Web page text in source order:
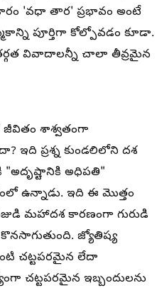
'వధా తార' ప్రభావం అంటే
పూర్తిగా కోల్పోవడం కూడా.
వివాదాలన్నీ చాలా తీవ్రమైన
జీవితం శాశ్వతంగా
ఇది ప్రశ్న కుండలిలోని దశ
"అదృష్టానికి అధిపతి"
ఉన్నాడు. ఇది ఈ మొత్తం
మహాదశ కారణంగా గురుడి
కొనసాగుతుంది. జ్యోతిష్య
చట్టపరమైన లేదా
చట్టపరమైన ఇబ్బందులను